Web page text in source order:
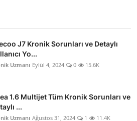
J7 Kronik Sorunları ve Detaylı
Yo...
Uzmanı Eylül 4, 2024 0 15.6K
1.6 Multijet Tüm Kronik Sorunları ve
...
Uzmanı Ağustos 31, 2024 1 11.4K